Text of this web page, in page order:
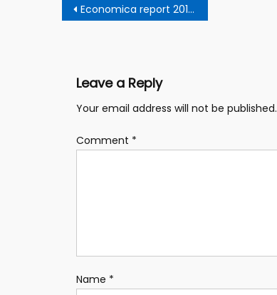
Post
navigation
Economica report 2018 by Lara
Leave a Reply
Your email address will not be published.
Comment *
Name *